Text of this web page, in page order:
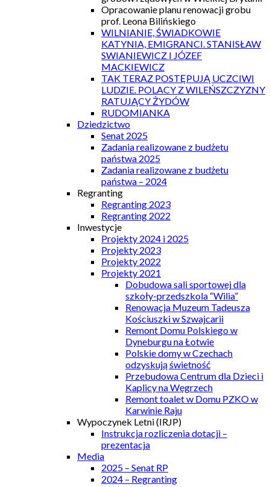
Opracowanie planu renowacji grobu
prof. Leona Bilińskiego
WILNIANIE, ŚWIADKOWIE
KATYNIA, EMIGRANCI. STANISŁAW
SWIANIEWICZ I JÓZEF
MACKIEWICZ
TAK TERAZ POSTĘPUJĄ UCZCIWI
LUDZIE. POLACY Z WILEŃSZCZYZNY
RATUJĄCY ŻYDÓW
RUDOMIANKA
Dziedzictwo
Senat 2025
Zadania realizowane z budżetu
państwa 2025
Zadania realizowane z budżetu
państwa – 2024
Regranting
Regranting 2023
Regranting 2022
Inwestycje
Projekty 2024 i 2025
Projekty 2023
Projekty 2022
Projekty 2021
Dobudowa sali sportowej dla
szkoły-przedszkola “Wilia”
Renowacja Muzeum Tadeusza
Kościuszki w Szwajcarii
Remont Domu Polskiego w
Dyneburgu na Łotwie
Polskie domy w Czechach
odzyskują świetność
Przebudowa Centrum dla Dzieci i
Kaplicy na Węgrzech
Remont toalet w Domu PZKO w
Karwinie Raju
Wypoczynek Letni (IRJP)
Instrukcja rozliczenia dotacji –
prezentacja
Media
2025 – Senat RP
2024 – Regranting